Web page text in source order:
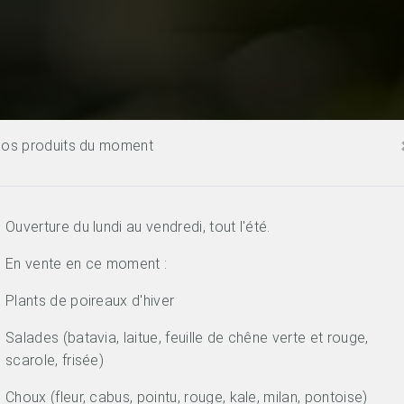
produits du moment
Ouverture du lundi au vendredi, tout l'été.
En vente en ce moment :
Plants de poireaux d'hiver
Salades (batavia, laitue, feuille de chêne verte et rouge,
scarole, frisée)
Choux (fleur, cabus, pointu, rouge, kale, milan, pontoise)